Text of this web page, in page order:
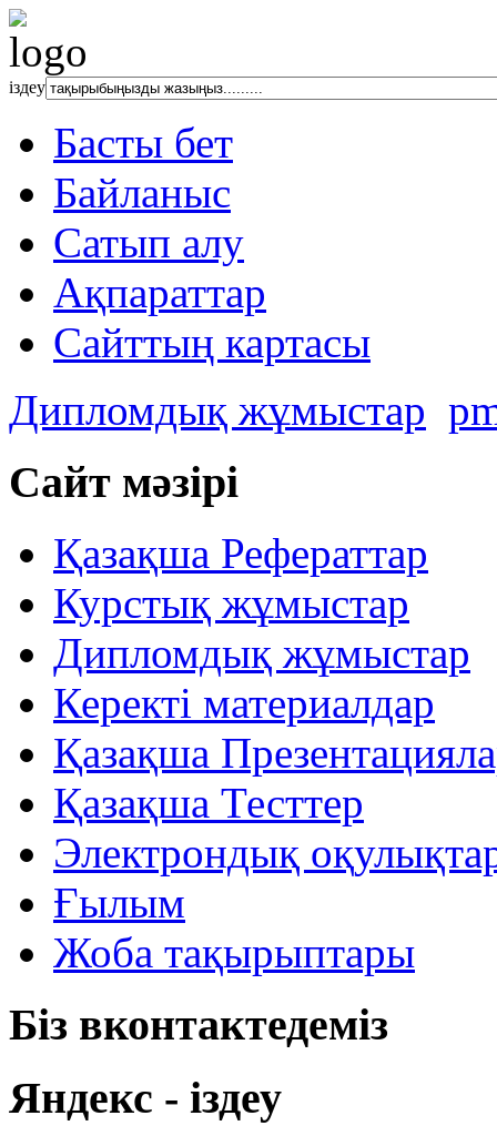
іздеу
Басты бет
Байланыс
Сатып алу
Ақпараттар
Сайттың картасы
Дипломдық жұмыстар
Сайт мәзірі
Қазақша Рефераттар
Курстық жұмыстар
Дипломдық жұмыстар
Керекті материалдар
Қазақша
Қазақша Тесттер
Электрондық
Ғылым
Жоба тақырыптары
Біз вконтактедеміз
Яндекс - іздеу